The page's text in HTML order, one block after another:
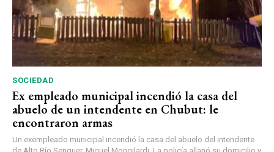
SOCIEDAD
Ex empleado municipal incendió la casa del
abuelo de un intendente en Chubut: le
encontraron armas
Un exempleado municipal incendió la casa del abuelo del intendente